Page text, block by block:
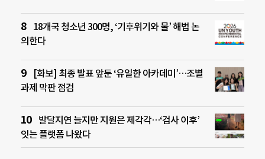
18개국 청소년 300명, ‘기후위기와 물’ 해법 논
의한다
[화보] 최종 발표 앞둔 ‘유일한 아카데미’…조별
과제 막판 점검
발달지연 늘지만 지원은 제각각…‘검사 이후’
잇는 플랫폼 나왔다